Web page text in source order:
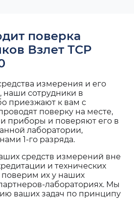
поверка
Взлет ТСР
измерения и его
наши сотрудники в
приезжают к вам с
поверку на месте,
приборы и поверяют его в
лаборатории,
1-го разряда.
средств измерений вне
и технических
их у наших
лабораториях. Мы
ваших задач по принципу